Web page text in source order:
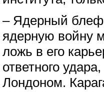
– Ядерный блеф
ядерную войну
ложь в его
ответного
Лондоном.